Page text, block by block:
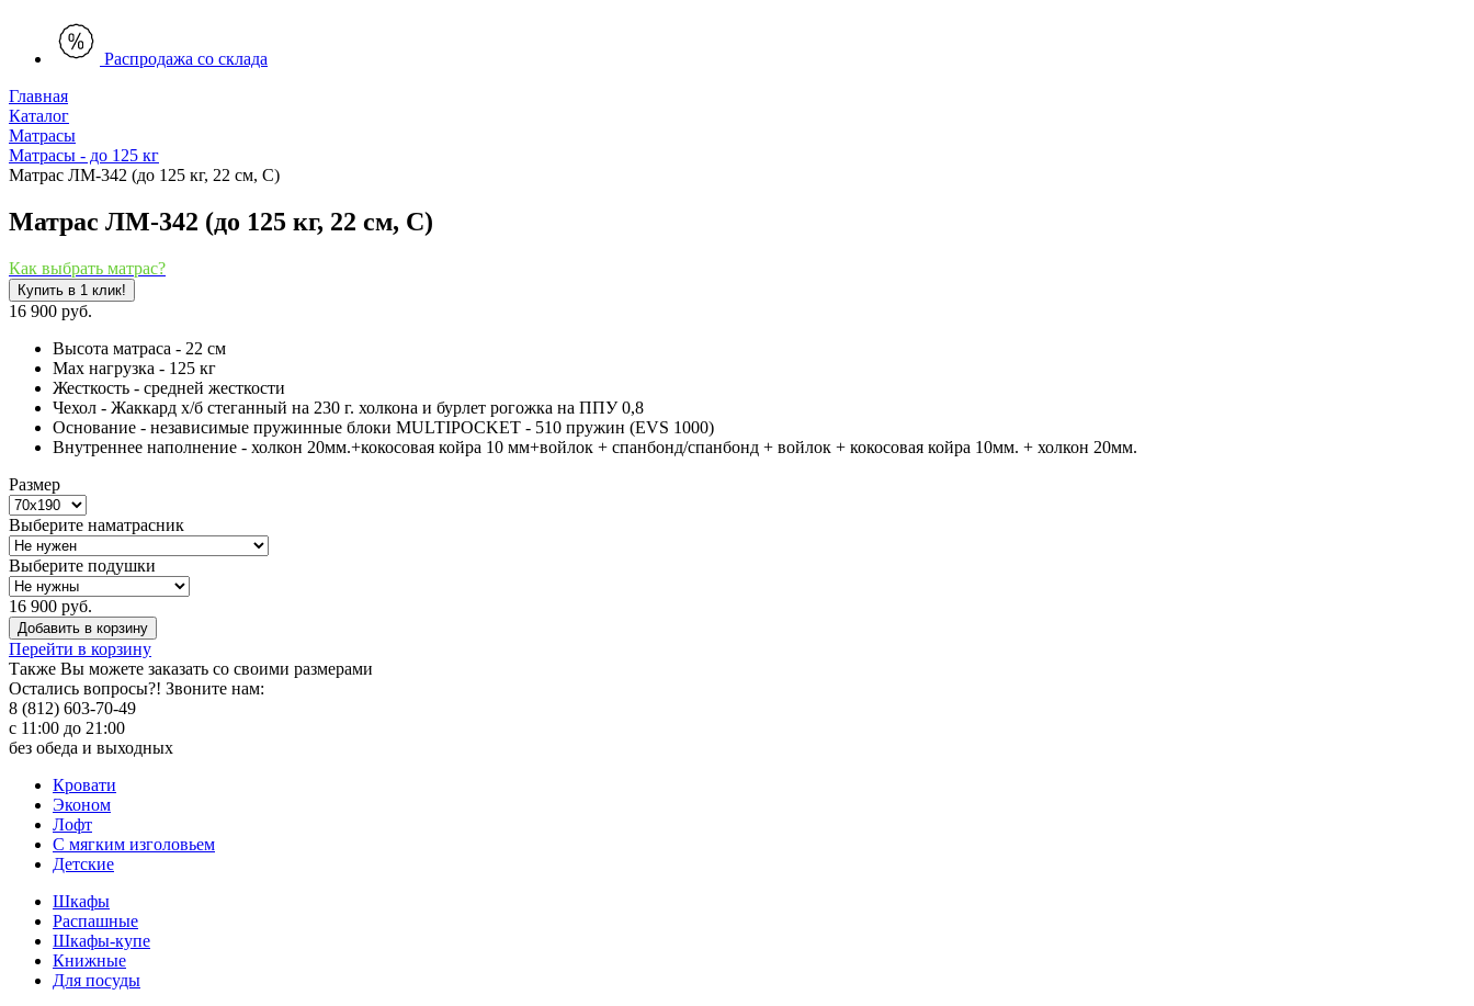
Распродажа со склада
Главная
Каталог
Матрасы
Матрасы - до 125 кг
Матрас ЛМ-342 (до 125 кг, 22 см, С)
Матрас ЛМ-342 (до 125 кг, 22 см, С)
Как выбрать матрас?
Купить в 1 клик!
16 900 руб.
Высота матраса - 22 см
Мах нагрузка - 125 кг
Жесткость - средней жесткости
Чехол - Жаккард х/б стеганный на 230 г. холкона и бурлет рогожка на ППУ 0,8
Основание - независимые пружинные блоки MULTIPOCKET - 510 пружин (EVS 1000)
Внутреннее наполнение - холкон 20мм.+кокосовая койра 10 мм+войлок + спанбонд/спанбонд + войлок + кокосовая койра 10мм. + холкон 20мм.
Размер
Выберите наматрасник
Выберите подушки
16 900 руб.
Добавить в корзину
Перейти в корзину
Также Вы можете заказать со своими размерами
Остались вопросы?! Звоните нам:
8 (812) 603-70-49
с 11:00 до 21:00
без обеда и выходных
Кровати
Эконом
Лофт
С мягким изголовьем
Детские
Шкафы
Распашные
Шкафы-купе
Книжные
Для посуды